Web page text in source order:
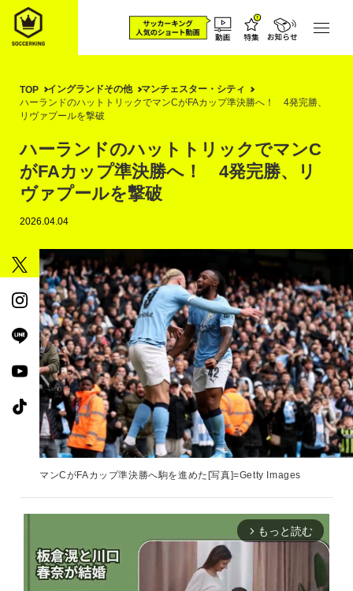
TOP イングランドその他
マンチェスター・シティ
ハーランドのハットトリックでマンCがFAカップ準決勝へ！ 4発完勝、
リヴァプールを撃破
ハーランドのハットトリックでマンC
がFAカップ準決勝へ！ 4発完勝、リ
ヴァプールを撃破
2026.04.04
マンCがFAカップ準決勝へ駒を進めた[写真]=Getty Images
arrow_forward_ios もっと読む